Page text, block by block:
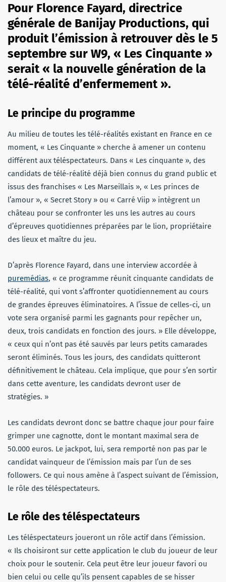
Pour Florence Fayard, directrice
générale de Banijay Productions, qui
produit l’émission à retrouver dès le 5
septembre sur W9, « Les Cinquante »
serait « la nouvelle génération de la
télé-réalité d’enfermement ».
Le principe du programme
Au milieu de toutes les télé-réalités existant en France en ce
moment, « Les Cinquante » cherche à amener un contenu
différent aux téléspectateurs. Dans « Les cinquante », des
candidats de télé-réalité déjà bien connus du grand public et
issus des franchises « Les Marseillais », « Les princes de
l’amour », « Secret Story » ou « Carré Viip » intègrent un
château pour se confronter les uns les autres au cours
d’épreuves quotidiennes préparées par le lion, propriétaire
des lieux et maître du jeu.
D’après Florence Fayard, dans une interview accordée à
puremédias, « ce programme réunit cinquante candidats de
télé-réalité, qui vont s’affronter quotidiennement au cours
de grandes épreuves éliminatoires. A l’issue de celles-ci, un
vote sera organisé parmi les gagnants pour repêcher un,
deux, trois candidats en fonction des jours. » Elle développe,
« ceux qui n’ont pas été sauvés par leurs petits camarades
seront éliminés. Tous les jours, des candidats quitteront
définitivement le château. Cela implique, que pour s’en sortir
dans cette aventure, les candidats devront user de
stratégies. »
Les candidats devront donc se battre chaque jour pour faire
grimper une cagnotte, dont le montant maximal sera de
50.000 euros. Le jackpot, lui, sera remporté non pas par le
candidat vainqueur de l’émission mais par l’un de ses
followers. Ce qui nous amène à l’aspect suivant de l’émission,
le rôle des téléspectateurs.
Le rôle des téléspectateurs
Les téléspectateurs joueront un rôle actif dans l’émission.
« Ils choisiront sur cette application le club du joueur de leur
choix pour le soutenir. Cela peut être leur joueur favori ou
bien celui ou celle qu’ils pensent capables de se hisser